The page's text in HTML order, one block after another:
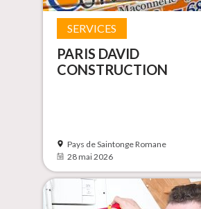
SERVICES
PARIS DAVID
CONSTRUCTION
Pays de Saintonge Romane
28 mai 2026